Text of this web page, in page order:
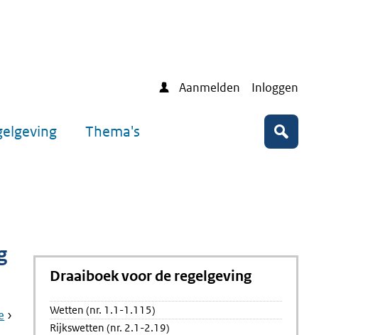
Aanmelden Inloggen
Thema's Zoeken
Pagina:
Draaiboek voor de regelgeving
Wetten (nr. 1.1-1.115)
Rijkswetten (nr. 2.1-2.19)